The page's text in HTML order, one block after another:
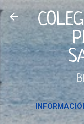
Ir al